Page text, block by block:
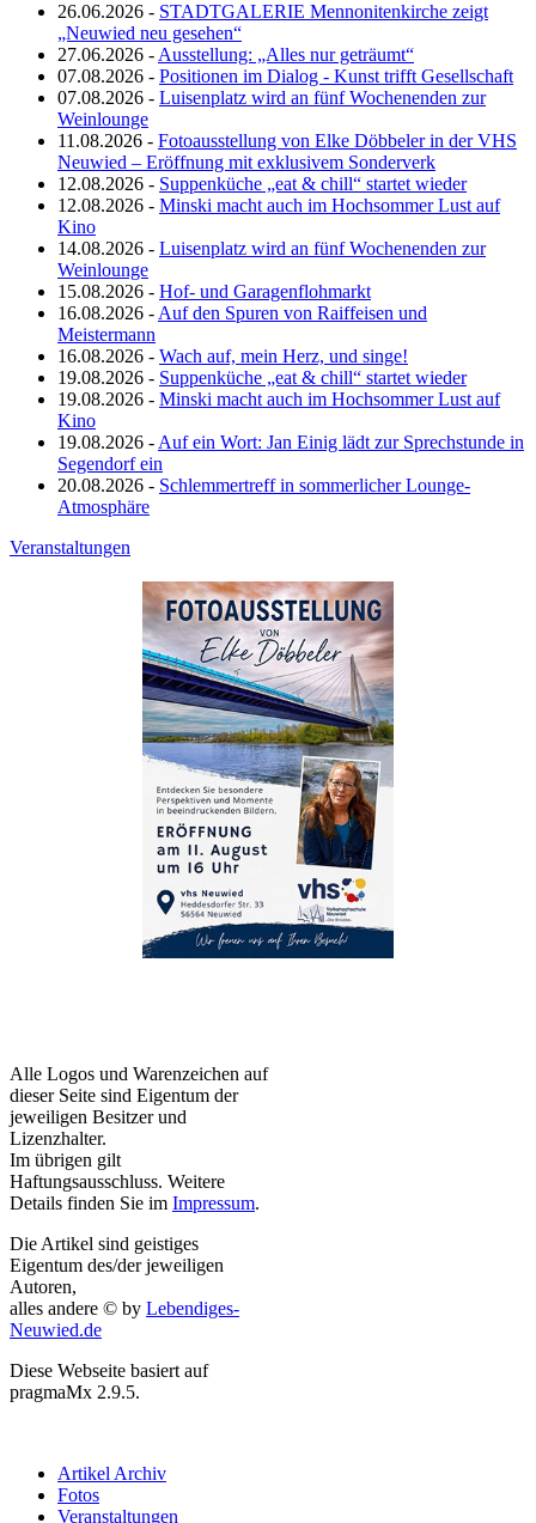
26.06.2026 - STADTGALERIE Mennonitenkirche zeigt
„Neuwied neu gesehen“
27.06.2026 - Ausstellung: „Alles nur geträumt“
07.08.2026 - Positionen im Dialog - Kunst trifft Gesellschaft
07.08.2026 - Luisenplatz wird an fünf Wochenenden zur
Weinlounge
11.08.2026 - Fotoausstellung von Elke Döbbeler in der VHS
Neuwied – Eröffnung mit exklusivem Sonderverk
12.08.2026 - Suppenküche „eat & chill“ startet wieder
12.08.2026 - Minski macht auch im Hochsommer Lust auf
Kino
14.08.2026 - Luisenplatz wird an fünf Wochenenden zur
Weinlounge
15.08.2026 - Hof- und Garagenflohmarkt
16.08.2026 - Auf den Spuren von Raiffeisen und
Meistermann
16.08.2026 - Wach auf, mein Herz, und singe!
19.08.2026 - Suppenküche „eat & chill“ startet wieder
19.08.2026 - Minski macht auch im Hochsommer Lust auf
Kino
19.08.2026 - Auf ein Wort: Jan Einig lädt zur Sprechstunde in
Segendorf ein
20.08.2026 - Schlemmertreff in sommerlicher Lounge-
Atmosphäre
Veranstaltungen
Alle Logos und Warenzeichen auf
dieser Seite sind Eigentum der
jeweiligen Besitzer und
Lizenzhalter.
Im übrigen gilt
Haftungsausschluss. Weitere
Details finden Sie im Impressum.
Die Artikel sind geistiges
Eigentum des/der jeweiligen
Autoren,
alles andere © by Lebendiges-
Neuwied.de
Diese Webseite basiert auf
pragmaMx 2.9.5.
Artikel Archiv
Fotos
Veranstaltungen